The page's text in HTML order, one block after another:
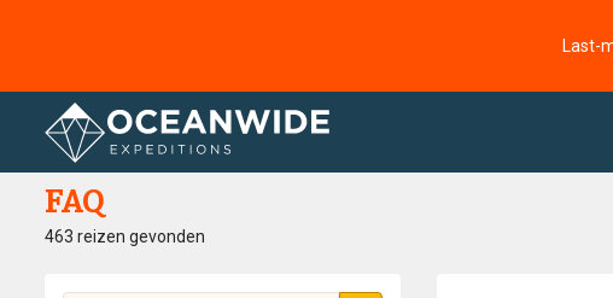
Last-
Home FAQ
FAQ
463 reizen gevonden